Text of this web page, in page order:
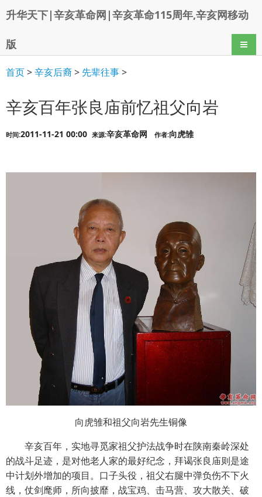
升华天下|辛亥革命网|辛亥革命115周年,辛亥网移动
版 导航
首页>辛亥后裔> 先辈往事>
辛亥百年张良庙前忆祖父向岩
时间:2011-11-21 00:00 来源:辛亥革命网 作者:向虎雏
向虎雏和祖父向岩先生铜像
辛亥百年，实地寻觅家祖父护法战争时在陕南秦岭深处
的战斗足迹，是对他老人家的最好纪念，拜谒张良庙则是途
中计划外增加的项目。口子头役，祖父右腿中弹负伤不下火
线，仗剑麾师，所向披靡，战宝鸡、击马营、攻大散关、破